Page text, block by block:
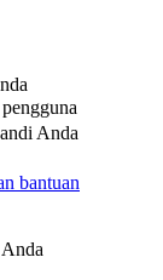
Anda
bantuan